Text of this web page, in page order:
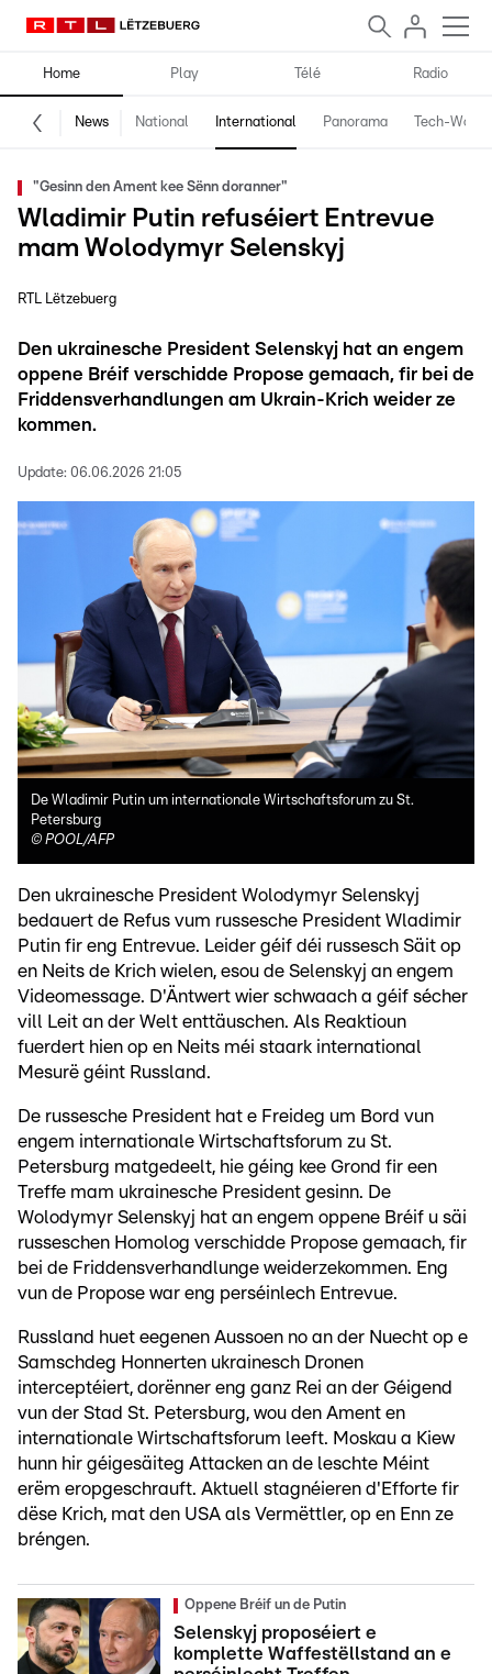
Home Play Télé Radio
News National International Panorama Tech-World
"Gesinn den Ament kee Sënn doranner"
Wladimir Putin refuséiert Entrevue
mam Wolodymyr Selenskyj
RTL Lëtzebuerg
Den ukrainesche President Selenskyj hat an engem
oppene Bréif verschidde Propose gemaach, fir bei de
Friddensverhandlungen am Ukrain-Krich weider ze
kommen.
Update: 06.06.2026 21:05
De Wladimir Putin um internationale Wirtschaftsforum zu St.
Petersburg
© POOL/AFP
Den ukrainesche President Wolodymyr Selenskyj
bedauert de Refus vum russesche President Wladimir
Putin fir eng Entrevue. Leider géif déi russesch Säit op
en Neits de Krich wielen, esou de Selenskyj an engem
Videomessage. D'Äntwert wier schwaach a géif sécher
vill Leit an der Welt enttäuschen. Als Reaktioun
fuerdert hien op en Neits méi staark international
Mesurë géint Russland.
De russesche President hat e Freideg um Bord vun
engem internationale Wirtschaftsforum zu St.
Petersburg matgedeelt, hie géing kee Grond fir een
Treffe mam ukrainesche President gesinn. De
Wolodymyr Selenskyj hat an engem oppene Bréif u säi
russeschen Homolog verschidde Propose gemaach, fir
bei de Friddensverhandlunge weiderzekommen. Eng
vun de Propose war eng perséinlech Entrevue.
Russland huet eegenen Aussoen no an der Nuecht op e
Samschdeg Honnerten ukrainesch Dronen
interceptéiert, dorënner eng ganz Rei an der Géigend
vun der Stad St. Petersburg, wou den Ament en
internationale Wirtschaftsforum leeft. Moskau a Kiew
hunn hir géigesäiteg Attacken an de leschte Méint
erëm eropgeschrauft. Aktuell stagnéieren d'Efforte fir
dëse Krich, mat den USA als Vermëttler, op en Enn ze
bréngen.
Oppene Bréif un de Putin
Selenskyj proposéiert e
komplette Waffestëllstand an e